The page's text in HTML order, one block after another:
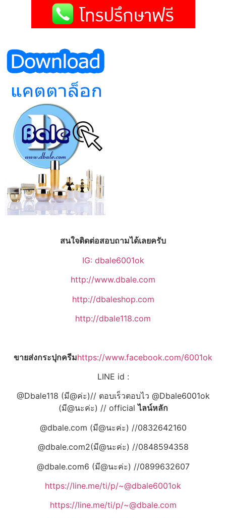
สนใจติดต่อสอบถามได้เลยครับ
IG: dbale6001ok
http://www.dbale.com
http://dbaleshop.com
http://dbale118.com
ขายส่งกระปุกครีมhttps://www.facebook.com/6001ok
LINE id :
@Dbale118 (มี@ค่ะ)// ตอบเร็วตอบไว @Dbale6001ok
(มี@นะค่ะ) // officialไลน์หลัก
@dbale.com (มี@นะค่ะ) //0832642160
@dbale.com2(มี@นะค่ะ) //0848594358
@dbale.com6 (มี@นะค่ะ) //0899632607
https://line.me/ti/p/~@dbale6001ok
https://line.me/ti/p/~@dbale.com